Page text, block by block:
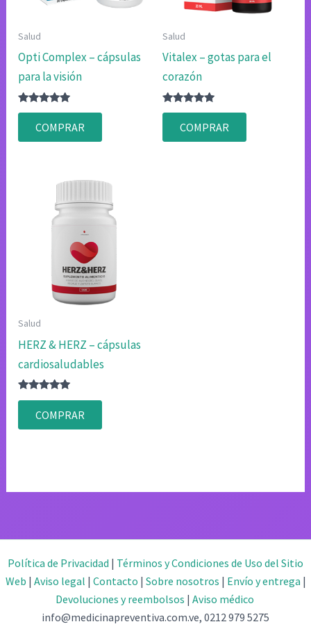
Salud
Opti Complex – cápsulas
para la visión
Valorado
4.75
de 5
COMPRAR
Salud
Vitalex – gotas para el
corazón
Valorado
4.83
de 5
COMPRAR
Salud
HERZ & HERZ – cápsulas
cardiosaludables
Valorado
4.83
de 5
COMPRAR
Política de Privacidad | Términos y Condiciones de Uso del Sitio
Web | Aviso legal | Contacto | Sobre nosotros | Envío y entrega |
Devoluciones y reembolsos | Aviso médico
info@medicinapreventiva.com.ve, 0212 979 5275